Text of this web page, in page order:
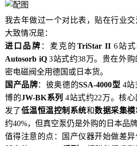
我去年做过一个对比表，贴在行业交
大致情况是：
进口品牌 ：麦克的 TriStar II6站式
Autosorb iQ3站式约38万。贵在外
密电磁阀全用德国或日本货。
国产品牌：彼奥德的SSA-4000型 4站
博的JW-BK系列 4站式约22万。核
发了低温恒温控制系统和数据采集模
约40%，但真空泵仍是外购的日本品牌
值得注意的点：国产仪器开始做差